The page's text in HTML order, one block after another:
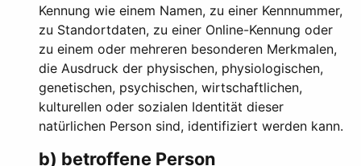
Kennung wie einem Namen, zu einer Kennnummer,
zu Standortdaten, zu einer Online-Kennung oder
zu einem oder mehreren besonderen Merkmalen,
die Ausdruck der physischen, physiologischen,
genetischen, psychischen, wirtschaftlichen,
kulturellen oder sozialen Identität dieser
natürlichen Person sind, identifiziert werden kann.
b) betroffene Person